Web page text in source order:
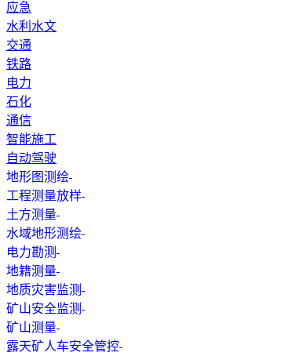
应急
水利水文
交通
铁路
电力
石化
通信
智能施工
自动驾驶
地形图测绘
工程测量放样
土方测量
水域地形测绘
电力勘测
地籍测量
地质灾害监测
矿山安全监测
矿山测量
露天矿人车安全管控